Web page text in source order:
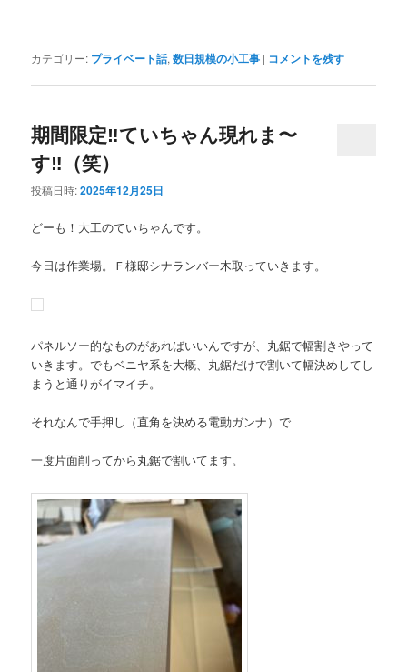
カテゴリー: プライベート話,数日規模の小工事 | コメントを残す
期間限定‼️ていちゃん現れま〜
す‼️（笑）
投稿日時:2025年12月25日
どーも！大工のていちゃんです。
今日は作業場。Ｆ様邸シナランバー木取っていきます。
パネルソー的なものがあればいいんですが、丸鋸で幅割きやって
いきます。でもベニヤ系を大概、丸鋸だけで割いて幅決めしてし
まうと通りがイマイチ。
それなんで手押し（直角を決める電動ガンナ）で
一度片面削ってから丸鋸で割いてます。